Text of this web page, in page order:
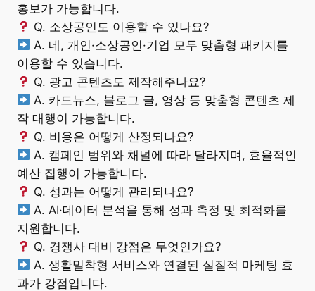
홍보가 가능합니다.
Q. 소상공인도 이용할 수 있나요?
A. 네, 개인·소상공인·기업 모두 맞춤형 패키지를
이용할 수 있습니다.
Q. 광고 콘텐츠도 제작해주나요?
A. 카드뉴스, 블로그 글, 영상 등 맞춤형 콘텐츠 제
작 대행이 가능합니다.
Q. 비용은 어떻게 산정되나요?
A. 캠페인 범위와 채널에 따라 달라지며, 효율적인
예산 집행이 가능합니다.
Q. 성과는 어떻게 관리되나요?
A. AI·데이터 분석을 통해 성과 측정 및 최적화를
지원합니다.
Q. 경쟁사 대비 강점은 무엇인가요?
A. 생활밀착형 서비스와 연결된 실질적 마케팅 효
과가 강점입니다.